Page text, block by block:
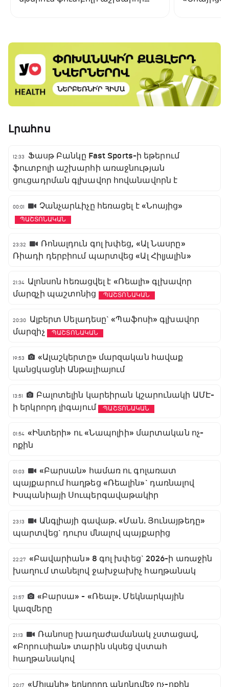
Լրահոս
12:33
Ֆասթ Բանկը Fast Sports-ի եթերում
ֆուտբոլի աշխարհի առաջնության
ցուցադրման գլխավոր հովանավորն է
00:01 Չանչարևիչը հեռացել է «Նոայից»
ՊԱՇՏՈՆԱԿԱՆ
23:32
Ռոնալդուն գոլ խփեց, «Ալ Նասրը»
Ռիադի դերբիում պարտվեց «Ալ Հիլյալին»
21:34 Ալոնսոն հեռացվել է «Ռեալի» գլխավոր
մարզչի պաշտոնից
ՊԱՇՏՈՆԱԿԱՆ
20:30
Ալբերտ Սելադեսը` «Պաֆոսի» գլխավոր
մարզիչ
ՊԱՇՏՈՆԱԿԱՆ
19:53
«Ալաշկերտը» մարզական հավաք
կանցկացնի Անթալիայում
13:51
Բալոտելին կարեիրան կշարունակի ԱՄԷ-
ի երկրորդ լիգայում
ՊԱՇՏՈՆԱԿԱՆ
01:54 «Ինտերի» ու «Նապոլիի» մարտական ոչ-
ոքին
01:03
«Բարսան» համառ ու գոլառատ
պայքարում հաղթեց «Ռեալին»` դառնալով
Իսպանիայի Սուպերգավաթակիր
23:13
Անգլիայի գավաթ. «Ման. Յունայթեդը»
պարտվեց` դուրս մնալով պայքարից
22:27 «Բավարիան» 8 գոլ խփեց` 2026-ի առաջին
խաղում տանելով ջախջախիչ հաղթանակ
21:57
«Բարսա» - «Ռեալ». Մեկնարկային
կազմերը
21:13
Ռանոսը խաղաժամանակ չստացավ,
«Բորուսիան» տարին սկսեց վստահ
հաղթանակով
20:17 «Միլանի» երկրորդ անընդմեջ ոչ-ոքին